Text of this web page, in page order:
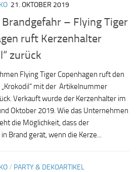
21. OKTOBER 2019
– Flying Tiger
ruft Kerzenhalter
zurück
Flying Tiger Copenhagen ruft den
mit der Artikelnummer
Verkauft wurde der Kerzenhalter im
Oktober 2019. Wie das Unternehmen
die Möglichkeit, dass der
Brand gerät, wenn die Kerze...
/ PARTY & DEKOARTIKEL